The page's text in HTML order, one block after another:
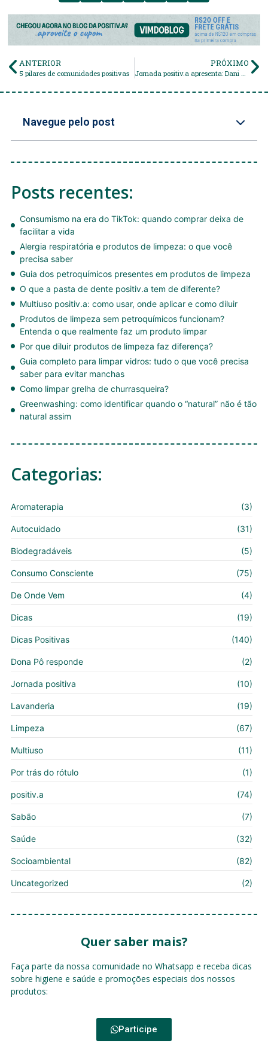
ANTERIOR
5 pilares de comunidades positivas
PRÓXIMO
Navegue pelo post
Posts recentes:
Consumismo na era do TikTok: quando comprar deixa de
facilitar a vida
Alergia respiratória e produtos de limpeza: o que você
precisa saber
Guia dos petroquímicos presentes em produtos de limpeza
O que a pasta de dente positiv.a tem de diferente?
Multiuso positiv.a: como usar, onde aplicar e como diluir
Produtos de limpeza sem petroquímicos funcionam?
Entenda o que realmente faz um produto limpar
Por que diluir produtos de limpeza faz diferença?
Guia completo para limpar vidros: tudo o que você precisa
saber para evitar manchas
Como limpar grelha de churrasqueira?
Greenwashing: como identificar quando o “natural” não é tão
natural assim
Categorias:
Aromaterapia (3)
Autocuidado (31)
Biodegradáveis (5)
Consumo Consciente (75)
De Onde Vem (4)
Dicas (19)
Dicas Positivas (140)
Dona Pô responde (2)
Jornada positiva (10)
Lavanderia (19)
Limpeza (67)
Multiuso (11)
Por trás do rótulo (1)
positiv.a (74)
Sabão (7)
Saúde (32)
Socioambiental (82)
Uncategorized (2)
Quer saber mais?
Faça parte da nossa comunidade no Whatsapp e receba dicas
sobre higiene e saúde e promoções especiais dos nossos
produtos:
Participe